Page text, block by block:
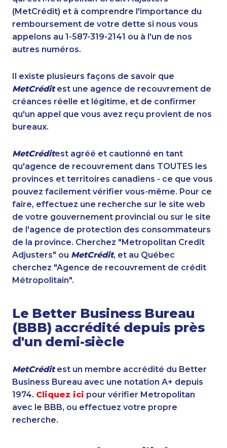
(MetCrédit) et à comprendre l'importance du
remboursement de votre dette si nous vous
appelons au 1-587-319-2141 ou à l'un de nos
autres numéros.
Il existe plusieurs façons de savoir que
MetCréditest une agence de recouvrement de
créances réelle et légitime, et de confirmer
qu'un appel que vous avez reçu provient de nos
bureaux.
MetCréditest agréé et cautionné en tant
qu'agence de recouvrement dans TOUTES les
provinces et territoires canadiens - ce que vous
pouvez facilement vérifier vous-même. Pour ce
faire, effectuez une recherche sur le site web
de votre gouvernement provincial ou sur le site
de l'agence de protection des consommateurs
de la province. Cherchez "Metropolitan Credit
Adjusters" ou MetCrédit, et au Québec
cherchez "Agence de recouvrement de crédit
Métropolitain".
Le Better Business Bureau
(BBB) accrédité depuis près
d'un demi-siècle
MetCréditest un membre accrédité du Better
Business Bureau avec une notation A+ depuis
1974. Cliquez ici pour vérifier Metropolitan
avec le BBB, ou effectuez votre propre
recherche.